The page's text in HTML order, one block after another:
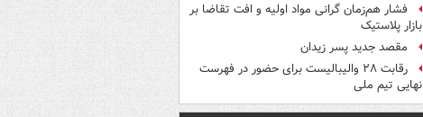
فشار هم‌زمان گرانی مواد اولیه و افت تقاضا بر
بازار پلاستیک
مقصد جدید پسر زیدان
رقابت ۲۸ والیبالیست برای حضور در فهرست
نهایی تیم ملی